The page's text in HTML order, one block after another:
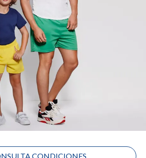
CONDICIONES